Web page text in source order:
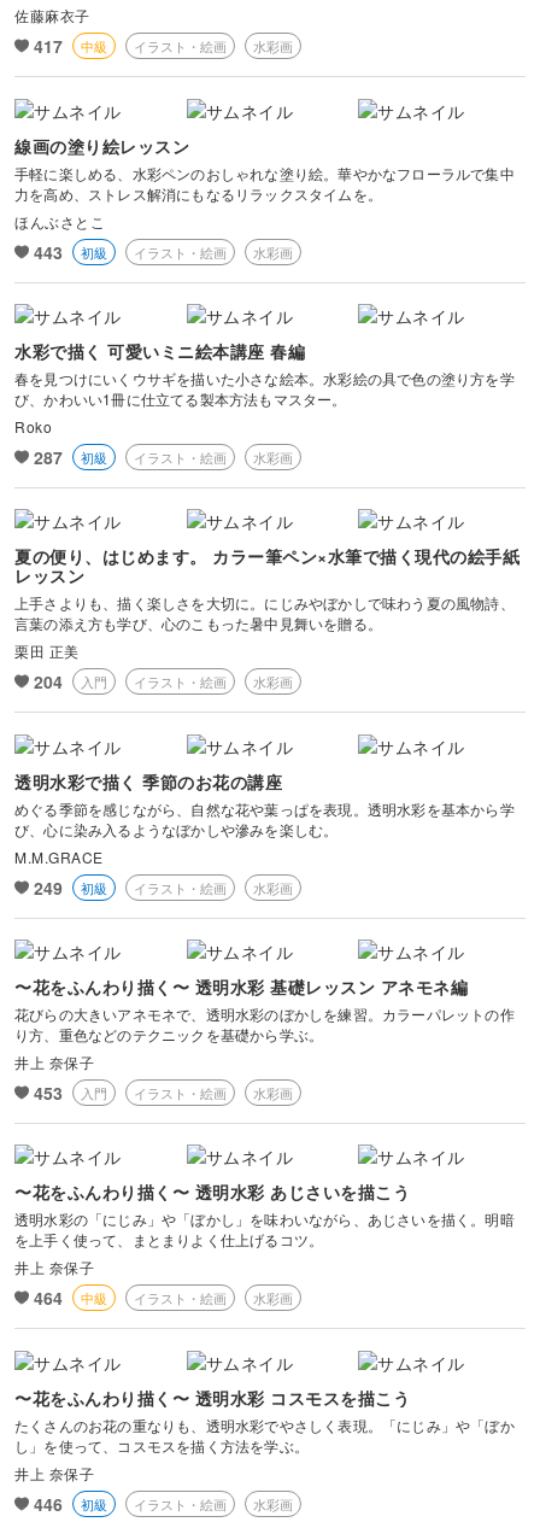
佐藤麻衣子
417 中級 イラスト・絵画 水彩画
線画の塗り絵レッスン
手軽に楽しめる、水彩ペンのおしゃれな塗り絵。華やかなフローラルで集中
力を高め、ストレス解消にもなるリラックスタイムを。
ほんぶさとこ
443 初級 イラスト・絵画 水彩画
水彩で描く 可愛いミニ絵本講座 春編
春を見つけにいくウサギを描いた小さな絵本。水彩絵の具で色の塗り方を学
び、かわいい1冊に仕立てる製本方法もマスター。
Roko
287 初級 イラスト・絵画 水彩画
夏の便り、はじめます。 カラー筆ペン×水筆で描く現代の絵手紙
レッスン
上手さよりも、描く楽しさを大切に。にじみやぼかしで味わう夏の風物詩、
言葉の添え方も学び、心のこもった暑中見舞いを贈る。
栗田 正美
204 入門 イラスト・絵画 水彩画
透明水彩で描く 季節のお花の講座
めぐる季節を感じながら、自然な花や葉っぱを表現。透明水彩を基本から学
び、心に染み入るようなぼかしや滲みを楽しむ。
M.M.GRACE
249 初級 イラスト・絵画 水彩画
〜花をふんわり描く〜 透明水彩 基礎レッスン アネモネ編
花びらの大きいアネモネで、透明水彩のぼかしを練習。カラーパレットの作
り方、重色などのテクニックを基礎から学ぶ。
井上 奈保子
453 入門 イラスト・絵画 水彩画
〜花をふんわり描く〜 透明水彩 あじさいを描こう
透明水彩の「にじみ」や「ぼかし」を味わいながら、あじさいを描く。明暗
を上手く使って、まとまりよく仕上げるコツ。
井上 奈保子
464 中級 イラスト・絵画 水彩画
〜花をふんわり描く〜 透明水彩 コスモスを描こう
たくさんのお花の重なりも、透明水彩でやさしく表現。「にじみ」や「ぼか
し」を使って、コスモスを描く方法を学ぶ。
井上 奈保子
446 初級 イラスト・絵画 水彩画